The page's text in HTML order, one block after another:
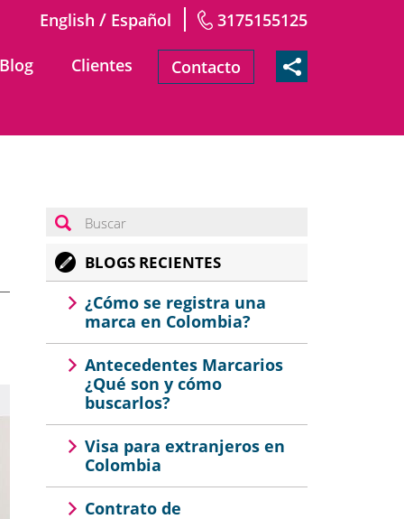
English / Español 3175155125
Blog Clientes Contacto
BLOGS RECIENTES
¿Cómo se registra una
marca en Colombia?
Antecedentes Marcarios
¿Qué son y cómo
buscarlos?
Visa para extranjeros en
Colombia
Contrato de